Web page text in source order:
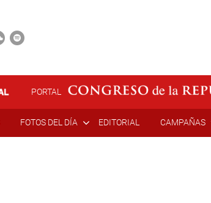
PORTAL
FOTOS DEL DÍA EDITORIAL CAMPAÑAS